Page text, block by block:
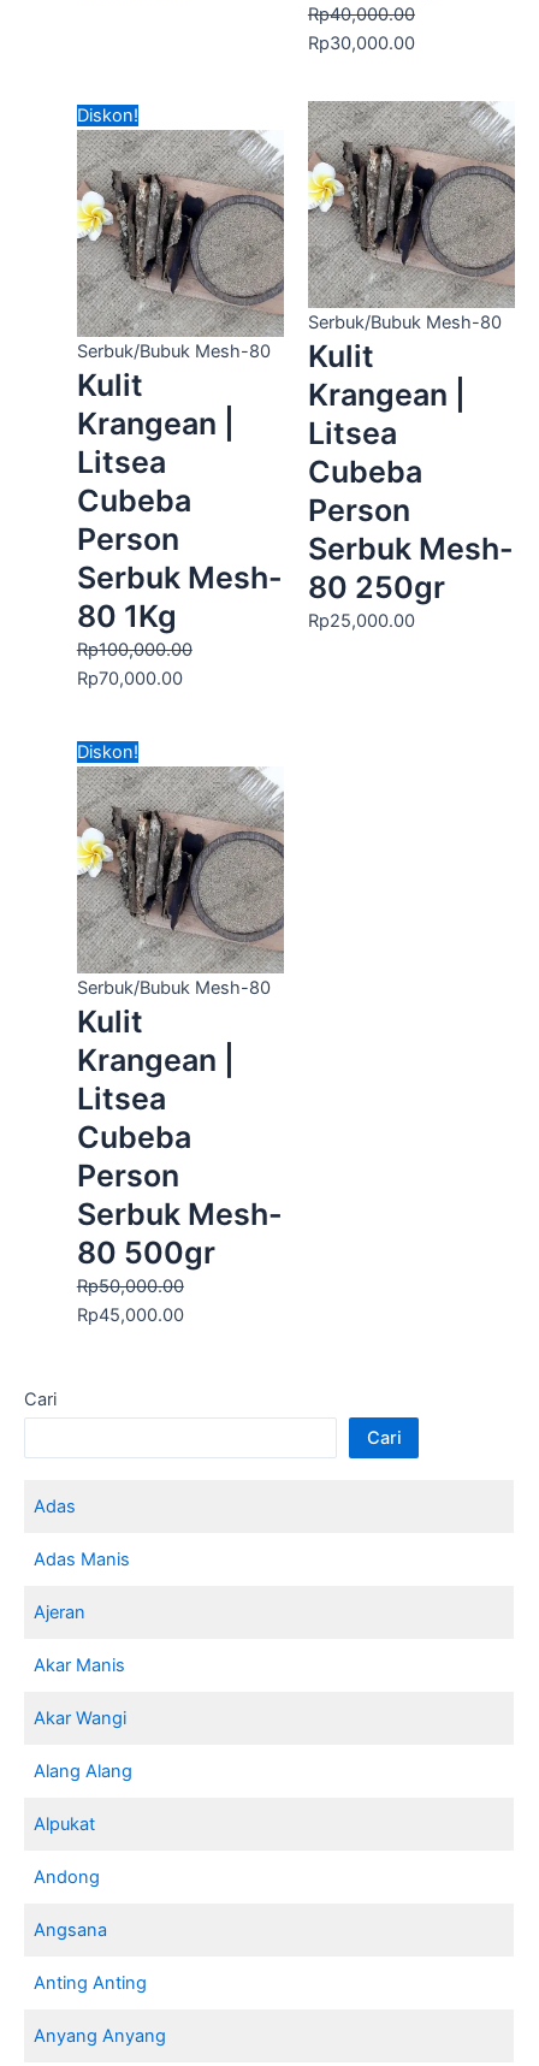
Cari
Cari
Adas
Adas Manis
Ajeran
Akar Manis
Akar Wangi
Alang Alang
Alpukat
Andong
Angsana
Anting Anting
Anyang Anyang
Rp40,000.00
Rp30,000.00
Diskon!
Serbuk/Bubuk Mesh-80
Kulit
Krangean |
Litsea
Cubeba
Person
Serbuk Mesh-
80 1Kg
Rp100,000.00
Harga
aslinya
adalah:
Rp100,000.00.
Rp70,000.00
saat
ini
adalah:
Rp70,000.00.
Serbuk/Bubuk Mesh-80
Kulit
Krangean |
Litsea
Cubeba
Person
Serbuk Mesh-
80 250gr
Rp25,000.00
Diskon!
Serbuk/Bubuk Mesh-80
Kulit
Krangean |
Litsea
Cubeba
Person
Serbuk Mesh-
80 500gr
Rp50,000.00
Harga
aslinya
adalah:
Rp50,000.00.
Rp45,000.00
saat
ini
adalah:
Rp45,000.00.